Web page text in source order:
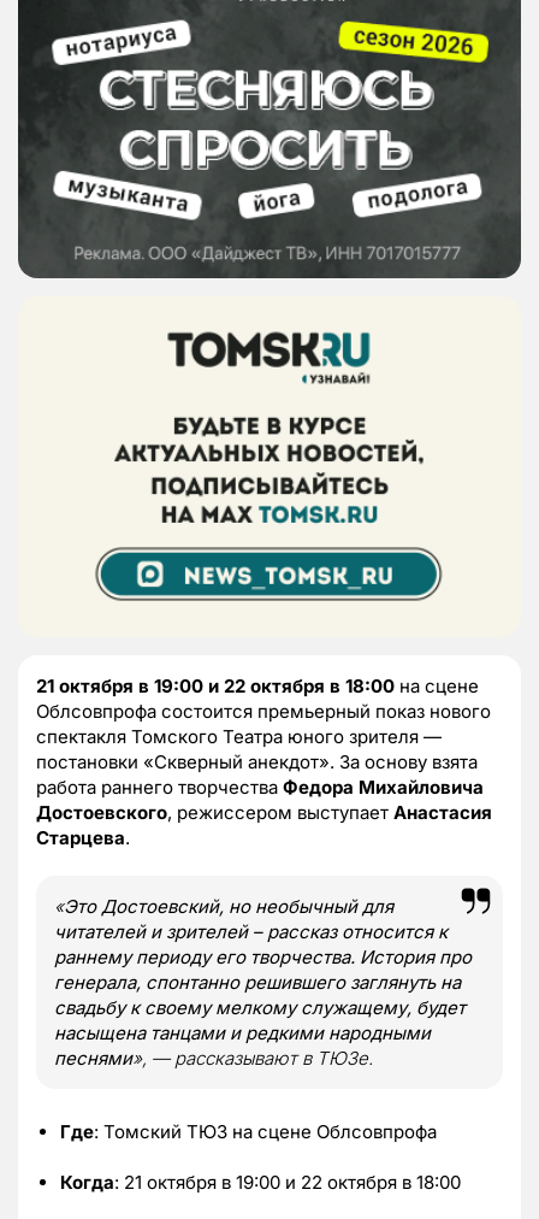
21 октября в 19:00 и 22 октября в 18:00 на сцене
Облсовпрофа состоится премьерный показ нового
спектакля Томского Театра юного зрителя —
постановки «Скверный анекдот». За основу взята
работа раннего творчества Федора Михайловича
Достоевского, режиссером выступает Анастасия
Старцева.
«Это Достоевский, но необычный для
читателей и зрителей – рассказ относится к
раннему периоду его творчества. История про
генерала, спонтанно решившего заглянуть на
свадьбу к своему мелкому служащему, будет
насыщена танцами и редкими народными
песнями», — рассказывают в ТЮЗе.
Где: Томский ТЮЗ на сцене Облсовпрофа
Когда: 21 октября в 19:00 и 22 октября в 18:00